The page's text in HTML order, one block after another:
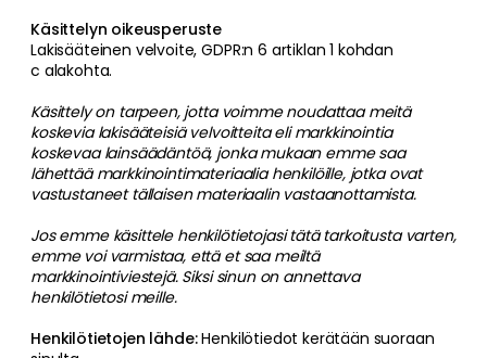
Käsittelyn oikeusperuste
Lakisääteinen velvoite, GDPR:n 6 artiklan 1 kohdan
c alakohta.
Käsittely on tarpeen, jotta voimme noudattaa meitä
koskevia lakisääteisiä velvoitteita eli markkinointia
koskevaa lainsäädäntöä, jonka mukaan emme saa
lähettää markkinointimateriaalia henkilöille, jotka ovat
vastustaneet tällaisen materiaalin vastaanottamista.
Jos emme käsittele henkilötietojasi tätä tarkoitusta varten,
emme voi varmistaa, että et saa meiltä
markkinointiviestejä. Siksi sinun on annettava
henkilötietosi meille.
Henkilötietojen lähde:Henkilötiedot kerätään suoraan